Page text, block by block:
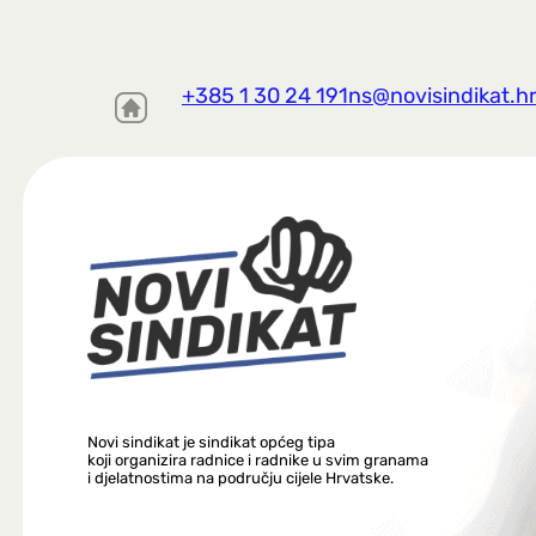
+385 1 30 24 191ns@novisindikat.hr
Novi sindikat je sindikat općeg tipa
koji organizira radnice i radnike u svim granama
i djelatnostima na području cijele Hrvatske.